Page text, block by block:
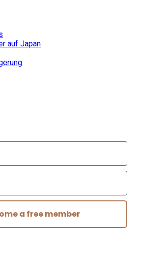
auf Japan
a free member